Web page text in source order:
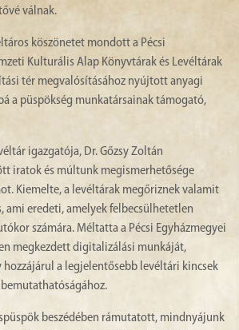
válnak.
köszönetet mondott a Pécsi
Kulturális Alap Könyvtárak és Levéltárak
tér megvalósításához nyújtott anyagi
a püspökség munkatársainak támogató,
igazgatója, Dr. Gőzsy Zoltán
iratok és múltunk megismerhetősége
Kiemelte, a levéltárak megőriznek valamit
ami eredeti, amelyek felbecsülhetetlen
számára. Méltatta a Pécsi Egyházmegyei
megkezdett digitalizálási munkáját,
hozzájárul a legjelentősebb levéltári kincsek
beszédében rámutatott, mindnyájunk